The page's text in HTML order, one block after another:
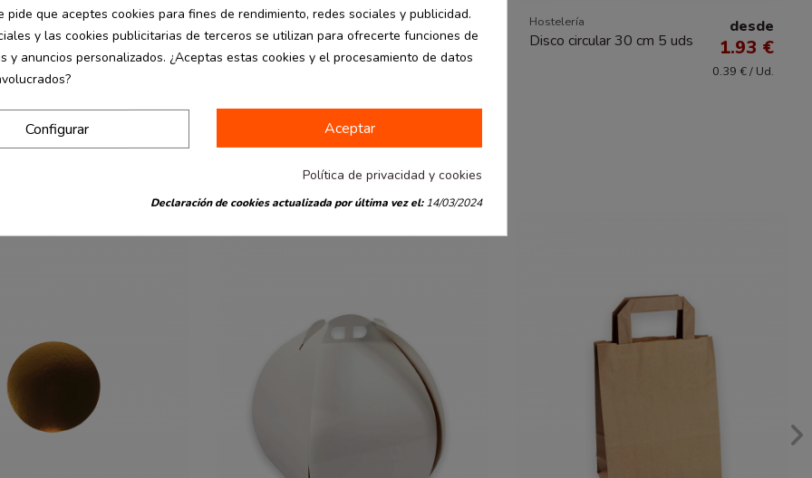
24 gr
hojas
desde
1.69 €
Hostelería
Disco circular 22 cm 5 uds
desde
1.43 €
Hostelería
Disco circular 30 cm 5 uds
desde
1.93 €
0.39 € / Ud.
han comprado:
pide que aceptes cookies para fines de rendimiento, redes sociales y publicidad.
y las cookies publicitarias de terceros se utilizan para ofrecerte funciones de
y anuncios personalizados. ¿Aceptas estas cookies y el procesamiento de datos
Aceptar
Configurar
Política de privacidad y cookies
Declaración de cookies actualizada por última vez el:14/03/2024